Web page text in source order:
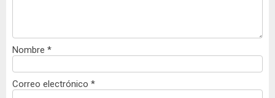
Nombre *
Correo electrónico *